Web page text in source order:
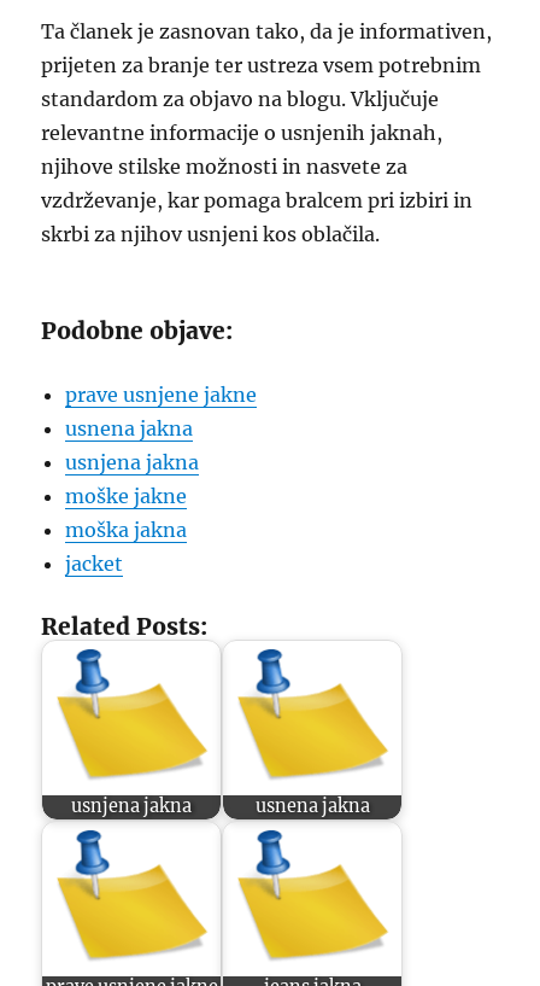
Ta članek je zasnovan tako, da je informativen,
prijeten za branje ter ustreza vsem potrebnim
standardom za objavo na blogu. Vključuje
relevantne informacije o usnjenih jaknah,
njihove stilske možnosti in nasvete za
vzdrževanje, kar pomaga bralcem pri izbiri in
skrbi za njihov usnjeni kos oblačila.
Podobne objave:
prave usnjene jakne
usnena jakna
usnjena jakna
moške jakne
moška jakna
jacket
Related Posts:
usnjena jakna usnena jakna